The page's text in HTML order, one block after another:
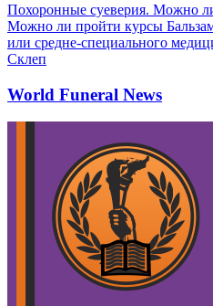
Похоронные суеверия. Можно
Можно ли пройти курсы
или средне-специального
Склеп
World Funeral News